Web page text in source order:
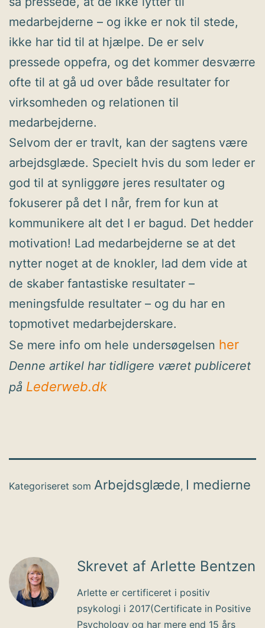
medarbejderne – og ikke er nok til stede,
ikke har tid til at hjælpe. De er selv
pressede oppefra, og det kommer desværre
ofte til at gå ud over både resultater for
virksomheden og relationen til
medarbejderne.
Selvom der er travlt, kan der sagtens være
arbejdsglæde. Specielt hvis du som leder er
god til at synliggøre jeres resultater og
fokuserer på det I når, frem for kun at
kommunikere alt det I er bagud. Det hedder
motivation! Lad medarbejderne se at det
nytter noget at de knokler, lad dem vide at
de skaber fantastiske resultater –
meningsfulde resultater – og du har en
topmotivet medarbejderskare.
Se mere info om hele undersøgelsen her
Denne artikel har tidligere været publiceret
på Lederweb.dk
Kategoriseret som Arbejdsglæde, I medierne
Skrevet af Arlette Bentzen
Arlette er certificeret i positiv
psykologi i 2017(Certificate in Positive
Psychology og har mere end 15 års